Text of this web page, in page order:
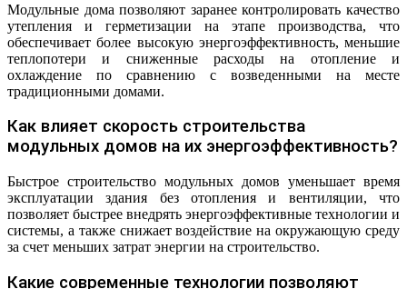
Модульные дома позволяют заранее контролировать качество
утепления и герметизации на этапе производства, что
обеспечивает более высокую энергоэффективность, меньшие
теплопотери и сниженные расходы на отопление и
охлаждение по сравнению с возведенными на месте
традиционными домами.
Как влияет скорость строительства
модульных домов на их энергоэффективность?
Быстрое строительство модульных домов уменьшает время
эксплуатации здания без отопления и вентиляции, что
позволяет быстрее внедрять энергоэффективные технологии и
системы, а также снижает воздействие на окружающую среду
за счет меньших затрат энергии на строительство.
Какие современные технологии позволяют